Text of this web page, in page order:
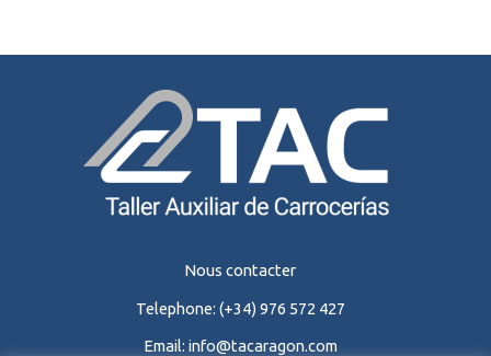
Nous contacter
Telephone: (+34) 976 572 427
Email: info@tacaragon.com